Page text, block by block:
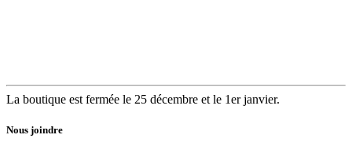
La boutique est fermée le 25 décembre et le 1er janvier.
Nous joindre